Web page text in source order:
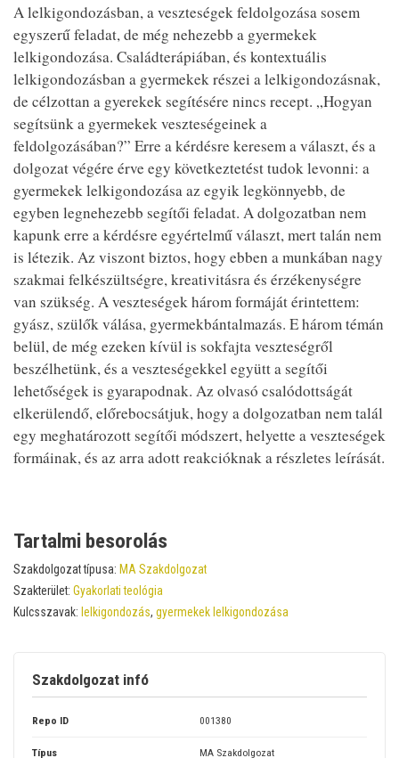
A lelkigondozásban, a veszteségek feldolgozása sosem
egyszerű feladat, de még nehezebb a gyermekek
lelkigondozása. Családterápiában, és kontextuális
lelkigondozásban a gyermekek részei a lelkigondozásnak,
de célzottan a gyerekek segítésére nincs recept. „Hogyan
segítsünk a gyermekek veszteségeinek a
feldolgozásában?” Erre a kérdésre keresem a választ, és a
dolgozat végére érve egy következtetést tudok levonni: a
gyermekek lelkigondozása az egyik legkönnyebb, de
egyben legnehezebb segítői feladat. A dolgozatban nem
kapunk erre a kérdésre egyértelmű választ, mert talán nem
is létezik. Az viszont biztos, hogy ebben a munkában nagy
szakmai felkészültségre, kreativitásra és érzékenységre
van szükség. A veszteségek három formáját érintettem:
gyász, szülők válása, gyermekbántalmazás. E három témán
belül, de még ezeken kívül is sokfajta veszteségről
beszélhetünk, és a veszteségekkel együtt a segítői
lehetőségek is gyarapodnak. Az olvasó csalódottságát
elkerülendő, előrebocsátjuk, hogy a dolgozatban nem talál
egy meghatározott segítői módszert, helyette a veszteségek
formáinak, és az arra adott reakcióknak a részletes leírását.
Tartalmi besorolás
Szakdolgozat típusa: MA Szakdolgozat
Szakterület: Gyakorlati teológia
Kulcsszavak: lelkigondozás, gyermekek lelkigondozása
Szakdolgozat infó
Repo ID 001380
Típus MA Szakdolgozat